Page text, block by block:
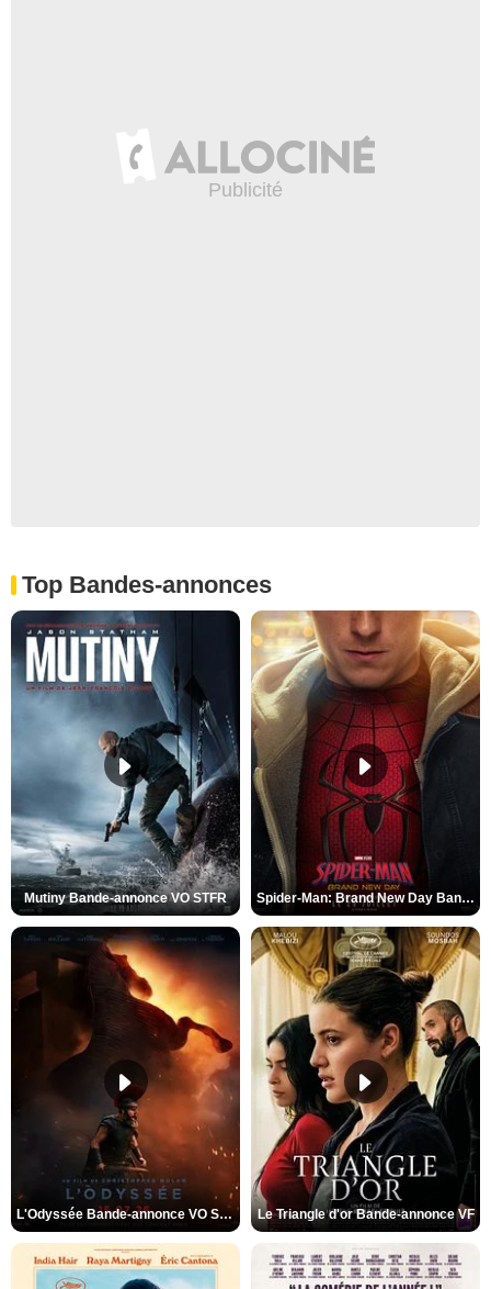
Top Bandes-annonces
Mutiny Bande-annonce VO STFR Spider-Man: Brand New Day Bande-annonce VO STFR
L'Odyssée Bande-annonce VO STFR Le Triangle d'or Bande-annonce VF